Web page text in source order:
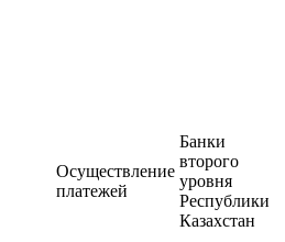
Осуществление
платежей
Банки
второго
уровня
Республики
Казахстан